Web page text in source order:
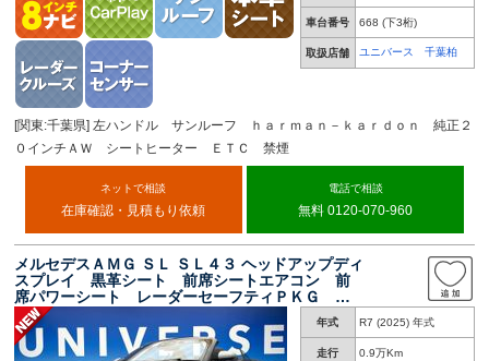
車台番号 668 (下3桁)
取扱店舗 ユニバース 千葉柏
[関東:千葉県] 左ハンドル サンルーフ ｈａｒｍａｎ－ｋａｒｄｏｎ 純正２
０インチＡＷ シートヒーター ＥＴＣ 禁煙
ネットで相談
在庫確認・見積もり依頼
電話で相談
無料 0120-070-960
メルセデスＡＭＧ ＳＬ ＳＬ４３ ヘッドアップディ
スプレイ 黒革シート 前席シートエアコン 前
席パワーシート レーダーセーフティＰＫＧ ス
テアリングヒーター Ｂｕｒｍｅｓｔｅ３Ｄサウ
ンド 全周囲カメラ オートハイビーム 禁煙車
年式 R7 (2025) 年式
走行 0.9万Km